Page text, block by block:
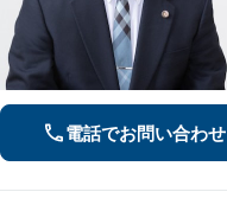
電話でお問い合わせ